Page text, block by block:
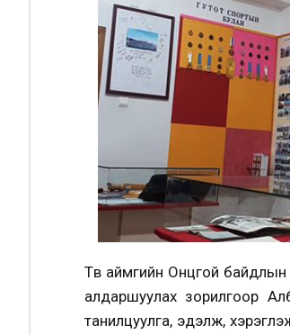
Төв аймгийн Онцгой
алдаршуулах зорилгоор
танилцуулга, эдэлж,